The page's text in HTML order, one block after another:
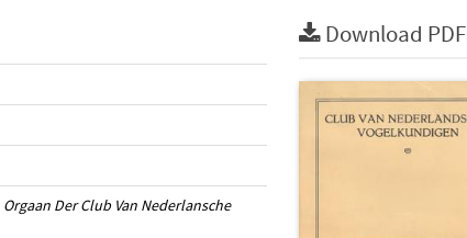
Orgaan Der Club Van Nederlansche
Download PDF